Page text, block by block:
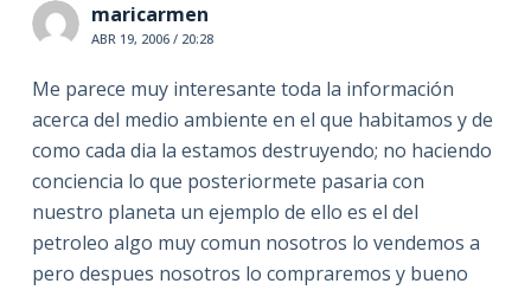
maricarmen
ABR 19, 2006 / 20:28
Me parece muy interesante toda la información
acerca del medio ambiente en el que habitamos y de
como cada dia la estamos destruyendo; no haciendo
conciencia lo que posteriormete pasaria con
nuestro planeta un ejemplo de ello es el del
petroleo algo muy comun nosotros lo vendemos a
pero despues nosotros lo compraremos y bueno